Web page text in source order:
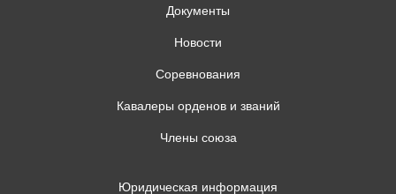
Документы
Новости
Соревнования
Кавалеры орденов и званий
Члены союза
Юридическая информация